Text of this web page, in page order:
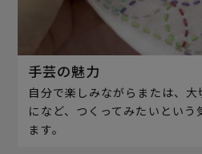
手芸の魅力
自分で楽しみながらまたは、
になど、つくってみたいという
ます。